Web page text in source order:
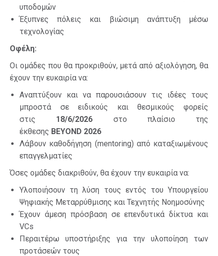
υποδομών
Έξυπνες πόλεις και βιώσιμη ανάπτυξη μέσω
τεχνολογίας
Οφέλη:
Οι ομάδες που θα προκριθούν, μετά από αξιολόγηση, θα
έχουν την ευκαιρία να:
Αναπτύξουν και να παρουσιάσουν τις ιδέες τους
μπροστά σε ειδικούς και θεσμικούς φορείς
στις 18/6/2026 στο πλαίσιο της
έκθεσης BEYOND 2026
Λάβουν καθοδήγηση (mentoring) από καταξιωμένους
επαγγελματίες
Όσες ομάδες διακριθούν, θα έχουν την ευκαιρία να:
Υλοποιήσουν τη λύση τους εντός του Υπουργείου
Ψηφιακής Μεταρρύθμισης και Τεχνητής Νοημοσύνης
Έχουν άμεση πρόσβαση σε επενδυτικά δίκτυα και
VCs
Περαιτέρω υποστήριξης για την υλοποίηση των
προτάσεών τους